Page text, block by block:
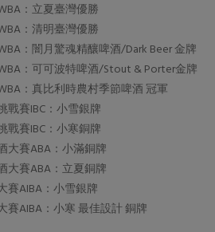
：立夏臺灣優勝
：清明臺灣優勝
：闇月驚魂精釀啤酒/Dark Beer 金牌
：可可波特啤酒/Stout & Porter金牌
：真比利時農村季節啤酒 冠軍
戰賽IBC：小雪銀牌
戰賽IBC：小寒銅牌
大賽ABA：小滿銅牌
大賽ABA：立夏銅牌
賽AIBA：小雪銀牌
賽AIBA：小寒 最佳設計 銅牌